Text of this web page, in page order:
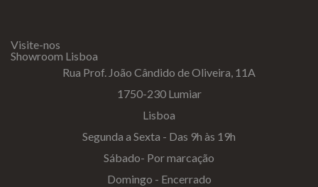
Visite-nos
Showroom Lisboa
Rua Prof. João Cândido de Oliveira, 11A
1750-230 Lumiar
Lisboa
Segunda a Sexta - Das 9h às 19h
Sábado- Por marcação
Domingo - Encerrado